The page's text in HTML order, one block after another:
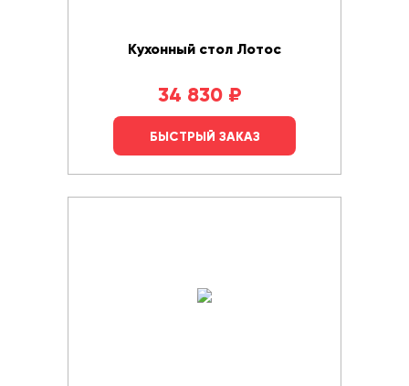
Кухонный стол Лотос
34 830 ₽
БЫСТРЫЙ ЗАКАЗ